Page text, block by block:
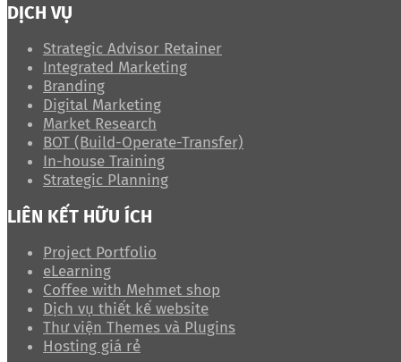
DỊCH VỤ
Strategic Advisor Retainer
Integrated Marketing
Branding
Digital Marketing
Market Research
BOT (Build-Operate-Transfer)
In-house Training
Strategic Planning
LIÊN KẾT HỮU ÍCH
Project Portfolio
eLearning
Coffee with Mehmet shop
Dịch vụ thiết kế website
Thư viện Themes và Plugins
Hosting giá rẻ